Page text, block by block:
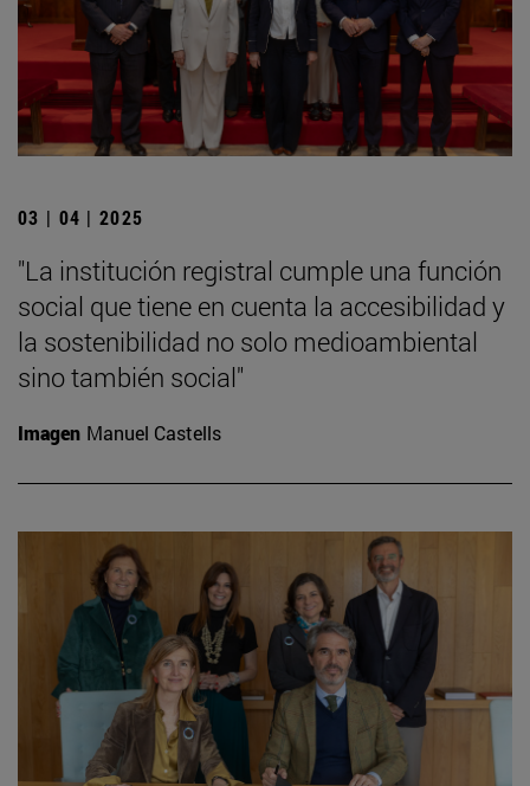
03 | 04 | 2025
"La institución registral cumple una función
social que tiene en cuenta la accesibilidad y
la sostenibilidad no solo medioambiental
sino también social"
Imagen Manuel Castells